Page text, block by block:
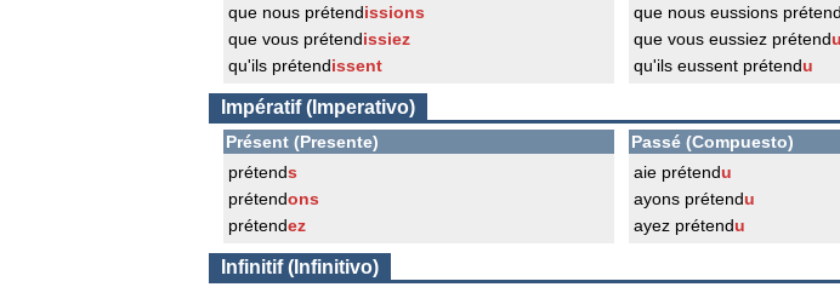
que nous prétendissions
que vous prétendissiez
qu'ils prétendissent
que nous eussions prétend
que vous eussiez prétendu
qu'ils eussent prétendu
Impératif (Imperativo)
Présent (Presente)
prétends
prétendons
prétendez
Passé (Compuesto)
aie prétendu
ayons prétendu
ayez prétendu
Infinitif (Infinitivo)